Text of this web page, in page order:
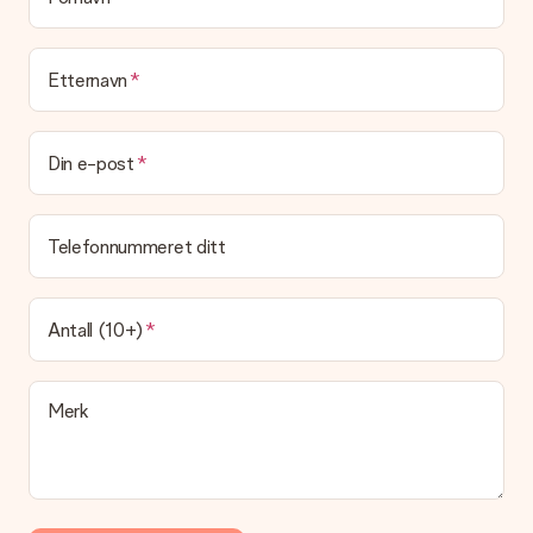
Leveringstid, leveringsalternativer og frakt
Kan jeg velge en leveringsdato?
Det er ikke mulig å velge en bestemt leveringsdato.
Leveringstiden er indikert på produktsiden til gaven. Du kan
stole på at vår operatør leverer gaven din denne dagen.
Hvilke leveringsalternativer kan jeg velge mellom?
For tiden er det ikke mulig å velge et leveringsalternativ.
Gaven du bestiller sendes enten som en pakke eller som
postbokslevering. Vil du vite hvilket alternativ bestillingen din
faller inn under? Ta kontakt med vår kundeservice.
Vi tilbyr følgende betalingsmåter: Paypal, kredittkort, faktura
Etternavn
Din e-post
Telefonnummeret ditt
Antall (10+)
Merk